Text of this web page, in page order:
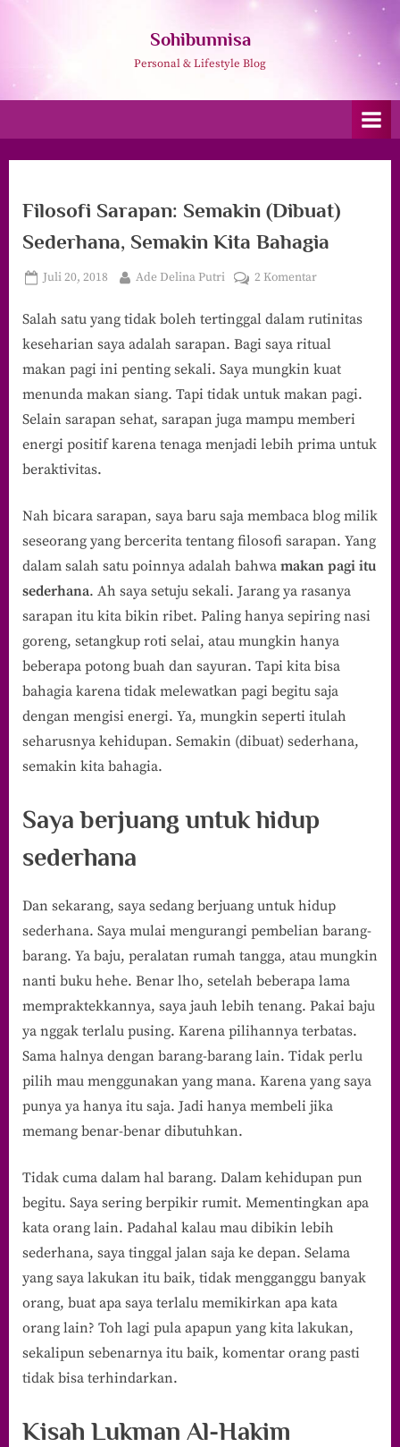
Sohibunnisa
Personal & Lifestyle Blog
Filosofi Sarapan: Semakin (Dibuat)
Sederhana, Semakin Kita Bahagia
Posted
Juli 20, 2018 By
Ade Delina Putri 2 Komentarpada
Sarapan:
Semakin
Sederhana,
Semakin
Kita
Bahagia
Salah satu yang tidak boleh tertinggal dalam rutinitas
keseharian saya adalah sarapan. Bagi saya ritual
makan pagi ini penting sekali. Saya mungkin kuat
menunda makan siang. Tapi tidak untuk makan pagi.
Selain sarapan sehat, sarapan juga mampu memberi
energi positif karena tenaga menjadi lebih prima untuk
beraktivitas.
Nah bicara sarapan, saya baru saja membaca blog milik
seseorang yang bercerita tentang filosofi sarapan. Yang
dalam salah satu poinnya adalah bahwa makan pagi itu
sederhana. Ah saya setuju sekali. Jarang ya rasanya
sarapan itu kita bikin ribet. Paling hanya sepiring nasi
goreng, setangkup roti selai, atau mungkin hanya
beberapa potong buah dan sayuran. Tapi kita bisa
bahagia karena tidak melewatkan pagi begitu saja
dengan mengisi energi. Ya, mungkin seperti itulah
seharusnya kehidupan. Semakin (dibuat) sederhana,
semakin kita bahagia.
Saya berjuang untuk hidup
sederhana
Dan sekarang, saya sedang berjuang untuk hidup
sederhana. Saya mulai mengurangi pembelian barang-
barang. Ya baju, peralatan rumah tangga, atau mungkin
nanti buku hehe. Benar lho, setelah beberapa lama
mempraktekkannya, saya jauh lebih tenang. Pakai baju
ya nggak terlalu pusing. Karena pilihannya terbatas.
Sama halnya dengan barang-barang lain. Tidak perlu
pilih mau menggunakan yang mana. Karena yang saya
punya ya hanya itu saja. Jadi hanya membeli jika
memang benar-benar dibutuhkan.
Tidak cuma dalam hal barang. Dalam kehidupan pun
begitu. Saya sering berpikir rumit. Mementingkan apa
kata orang lain. Padahal kalau mau dibikin lebih
sederhana, saya tinggal jalan saja ke depan. Selama
yang saya lakukan itu baik, tidak mengganggu banyak
orang, buat apa saya terlalu memikirkan apa kata
orang lain? Toh lagi pula apapun yang kita lakukan,
sekalipun sebenarnya itu baik, komentar orang pasti
tidak bisa terhindarkan.
Kisah Lukman Al-Hakim